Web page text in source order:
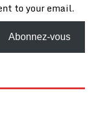
to your email.
Abonnez-vous